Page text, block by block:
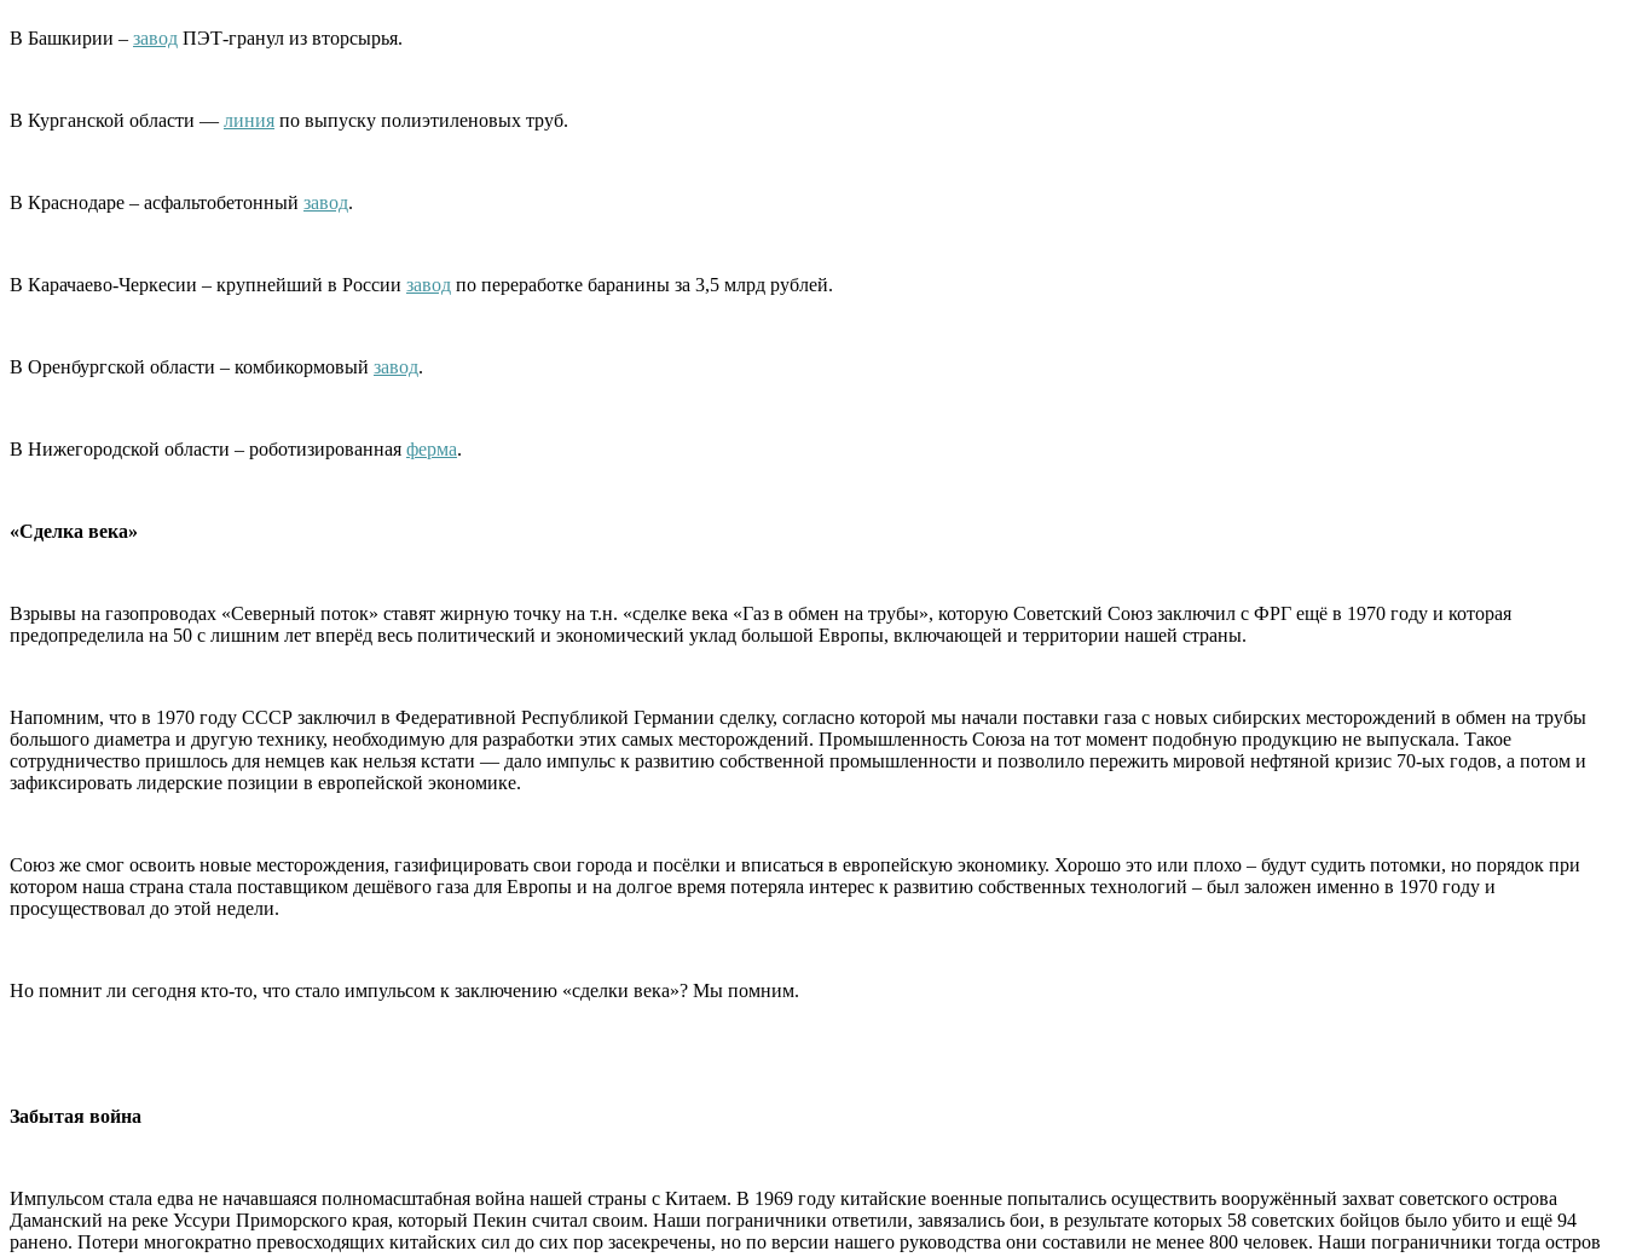
В Башкирии – завод ПЭТ-гранул из вторсырья.
В Курганской области — линия по выпуску полиэтиленовых труб.
В Краснодаре – асфальтобетонный завод.
В Карачаево-Черкесии – крупнейший в России завод по переработке баранины за 3,5 млрд рублей.
В Оренбургской области – комбикормовый завод.
В Нижегородской области – роботизированная ферма.
«Сделка века»
Взрывы на газопроводах «Северный поток» ставят жирную точку на т.н. «сделке века «Газ в обмен на трубы», которую Советский Союз заключил с ФРГ ещё в 1970 году и которая
предопределила на 50 с лишним лет вперёд весь политический и экономический уклад большой Европы, включающей и территории нашей страны.
Напомним, что в 1970 году СССР заключил в Федеративной Республикой Германии сделку, согласно которой мы начали поставки газа с новых сибирских месторождений в обмен на трубы
большого диаметра и другую технику, необходимую для разработки этих самых месторождений. Промышленность Союза на тот момент подобную продукцию не выпускала. Такое
сотрудничество пришлось для немцев как нельзя кстати — дало импульс к развитию собственной промышленности и позволило пережить мировой нефтяной кризис 70-ых годов, а потом и
зафиксировать лидерские позиции в европейской экономике.
Союз же смог освоить новые месторождения, газифицировать свои города и посёлки и вписаться в европейскую экономику. Хорошо это или плохо – будут судить потомки, но порядок при
котором наша страна стала поставщиком дешёвого газа для Европы и на долгое время потеряла интерес к развитию собственных технологий – был заложен именно в 1970 году и
просуществовал до этой недели.
Но помнит ли сегодня кто-то, что стало импульсом к заключению «сделки века»? Мы помним.
Забытая война
Импульсом стала едва не начавшаяся полномасштабная война нашей страны с Китаем. В 1969 году китайские военные попытались осуществить вооружённый захват советского острова
Даманский на реке Уссури Приморского края, который Пекин считал своим. Наши пограничники ответили, завязались бои, в результате которых 58 советских бойцов было убито и ещё 94
ранено. Потери многократно превосходящих китайских сил до сих пор засекречены, но по версии нашего руководства они составили не менее 800 человек. Наши пограничники тогда остров